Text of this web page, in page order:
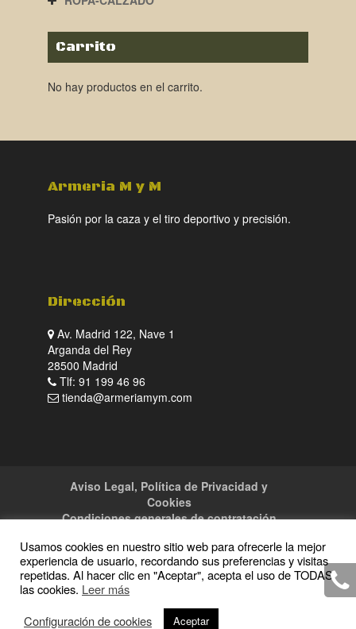
Carrito
No hay productos en el carrito.
Armeria M y M
Pasión por la caza y el tiro deportivo y precisión.
Dirección
Av. Madrid 122, Nave 1
Arganda del Rey
28500 Madrid
Tlf: 91 199 46 96
tienda@armeriamym.com
Aviso Legal, Política de Privacidad y
Cookies
Condiciones generales de contratación
Copyright · 2016 Armeria M y M · Todos los
Usamos cookies en nuestro sitio web para ofrecerle la mejor
experiencia de usuario, recordando sus preferencias y visitas
repetidas. Al hacer clic en "Aceptar", acepta el uso de TODAS
las cookies. Leer más
Configuración de cookies
Aceptar